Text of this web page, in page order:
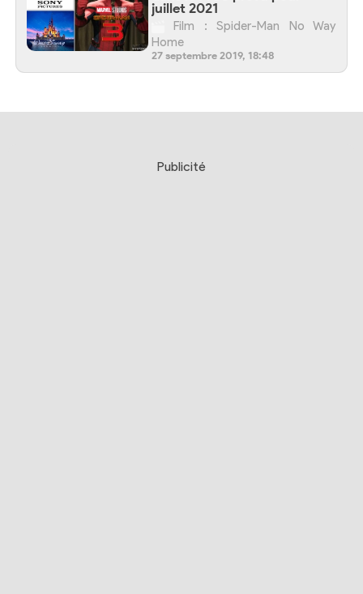
juillet 2021
Film : Spider-Man No Way
Home
27 septembre 2019, 18:48
Publicité